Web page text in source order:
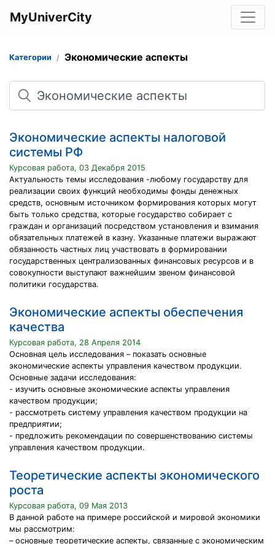
MyUniverCity
Категории Экономические аспекты
Поиск
Экономические аспекты налоговой
системы РФ
Курсовая работа, 03 Декабря 2015
Актуальность темы исследования -любому государству для
реализации своих функций необходимы фонды денежных
средств, основным источником формирования которых могут
быть только средства, которые государство собирает с
граждан и организаций посредством установления и взимания
обязательных платежей в казну. Указанные платежи выражают
обязанность частных лиц участвовать в формировании
государственных централизованных финансовых ресурсов и в
совокупности выступают важнейшим звеном финансовой
политики государства.
Экономические аспекты обеспечения
качества
Курсовая работа, 28 Апреля 2014
Основная цель исследования – показать основные
экономические аспекты управления качеством продукции.
Основные задачи исследования:
- изучить основные экономические аспекты управления
качеством продукции;
- рассмотреть систему управления качеством продукции на
предприятии;
- предложить рекомендации по совершенствованию системы
управления качеством продукции.
Теоретические аспекты экономического
роста
Курсовая работа, 09 Мая 2013
В данной работе на примере российской и мировой экономики
мы рассмотрим:
– основные теоретические аспекты, связанные с экономическим